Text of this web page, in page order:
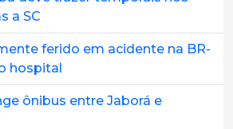
a SC
ferido em acidente na BR-
hospital
ônibus entre Jaborá e